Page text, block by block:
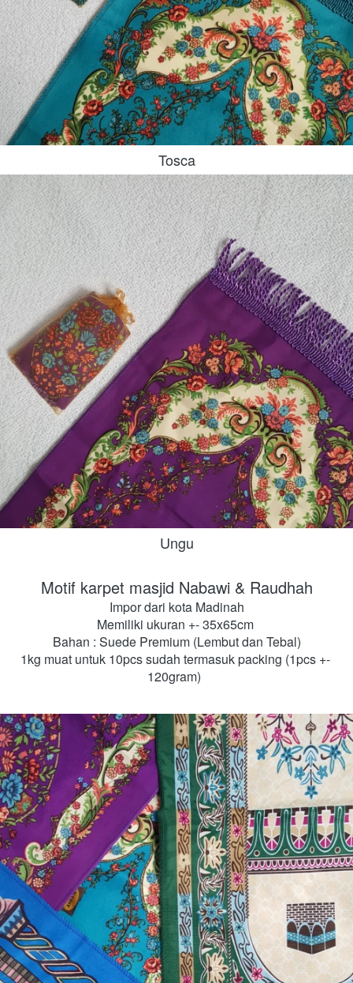
Tosca
Ungu
Motif karpet masjid Nabawi & Raudhah
Impor dari kota Madinah
Memiliki ukuran +- 35x65cm
Bahan : Suede Premium (Lembut dan Tebal)
1kg muat untuk 10pcs sudah termasuk packing (1pcs +-
120gram)